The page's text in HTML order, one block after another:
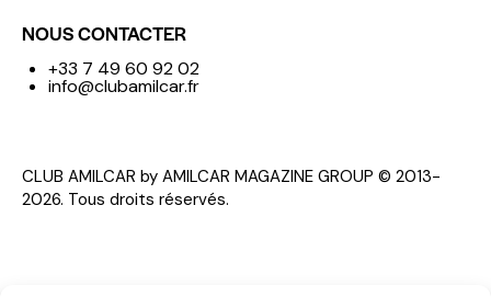
NOUS CONTACTER
+33 7 49 60 92 02
info@clubamilcar.fr
CLUB AMILCAR by AMILCAR MAGAZINE GROUP © 2013-
2026. Tous droits réservés.